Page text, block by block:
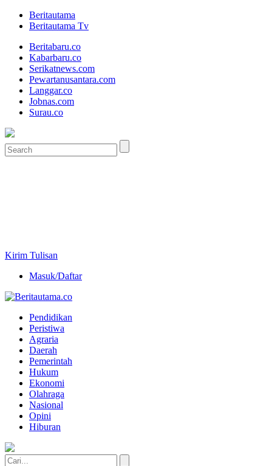
Beritautama
Beritautama Tv
Beritabaru.co
Kabarbaru.co
Serikatnews.com
Pewartanusantara.com
Langgar.co
Jobnas.com
Surau.co
Kirim Tulisan
Masuk/Daftar
Pendidikan
Peristiwa
Agraria
Daerah
Pemerintah
Hukum
Ekonomi
Olahraga
Nasional
Opini
Hiburan